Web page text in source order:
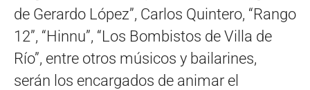
de Gerardo López”, Carlos Quintero, “Rango
12”, “Hinnu”, “Los Bombistos de Villa de
Río”, entre otros músicos y bailarines,
serán los encargados de animar el